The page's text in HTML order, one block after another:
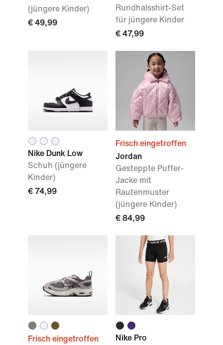
(jüngere Kinder)
€ 49,99
Rundhalsshirt-Set
für jüngere Kinder
€ 47,99
Nike Dunk Low
Schuh (jüngere
Kinder)
€ 74,99
Frisch eingetroffen
Jordan
Gesteppte Puffer-
Jacke mit
Rautenmuster
(jüngere Kinder)
€ 84,99
Frisch eingetroffen
Nike Pro